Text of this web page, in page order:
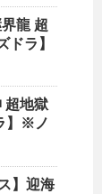
龍 超
ドラ】
超地獄
】※ノ
】迎海